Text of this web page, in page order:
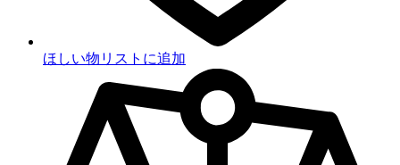
ほしい物リストに追加